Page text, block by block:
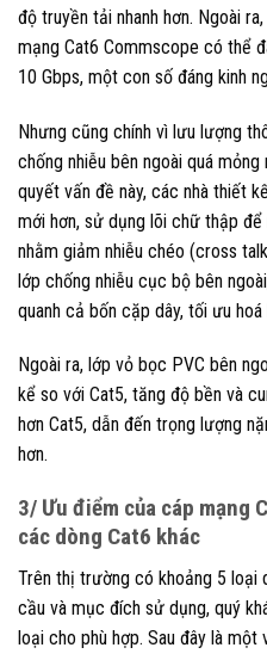
độ truyền tải nhanh hơn. Ngoài
mạng Cat6 Commscope có thể
10 Gbps, một con số đáng kinh
Nhưng cũng chính vì lưu lượng
chống nhiễu bên ngoài quá
quyết vấn đề này, các nhà thiết
mới hơn, sử dụng lõi chữ thập
nhằm giảm nhiễu chéo (cross
lớp chống nhiễu cục bộ bên
quanh cả bốn cặp dây, tối ưu
Ngoài ra, lớp vỏ bọc PVC bên
kể so với Cat5, tăng độ bền và
hơn Cat5, dẫn đến trọng lượng
hơn.
3/ Ưu điểm của cáp mạng
các dòng Cat6 khác
Trên thị trường có khoảng 5 loại
cầu và mục đích sử dụng, quý
loại cho phù hợp. Sau đây là một